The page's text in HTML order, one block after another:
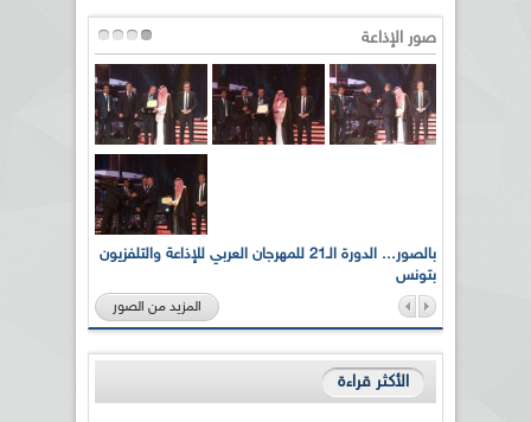
صور الإذاعة
بالصور... الدورة الـ21 للمهرجان العربي للإذاعة والتلفزيون
بتونس
المزيد من الصور
الأكثر قراءة